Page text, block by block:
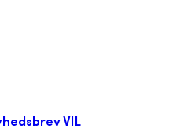
links VIL